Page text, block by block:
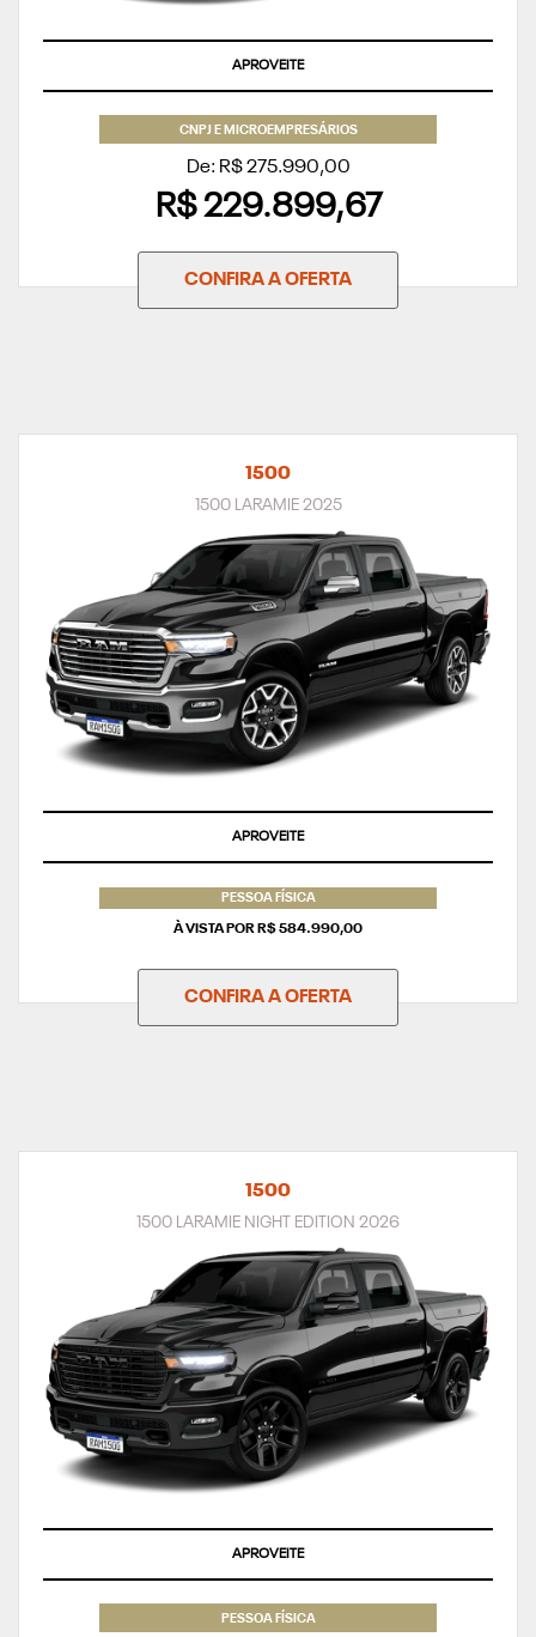
APROVEITE
CNPJ E MICROEMPRESÁRIOS
De: R$ 275.990,00
R$ 229.899,67
CONFIRA A OFERTA
1500
1500 LARAMIE 2025
APROVEITE
PESSOA FÍSICA
À VISTA POR R$ 584.990,00
CONFIRA A OFERTA
1500
1500 LARAMIE NIGHT EDITION 2026
APROVEITE
PESSOA FÍSICA